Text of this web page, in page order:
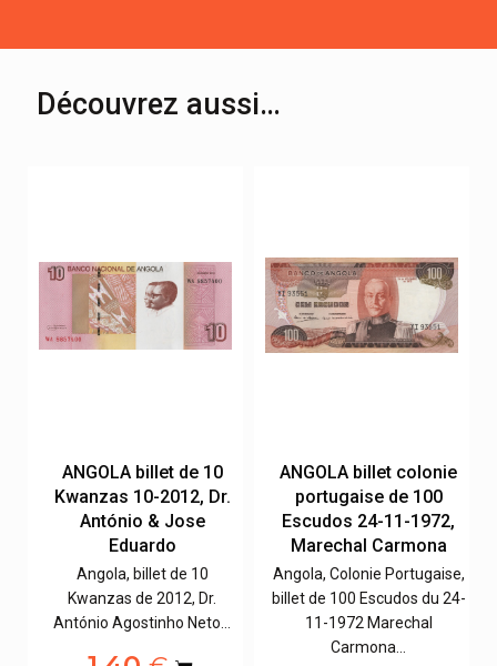
Découvrez aussi…
ANGOLA billet de 10
Kwanzas 10-2012, Dr.
António & Jose
Eduardo
Angola, billet de 10
Kwanzas de 2012, Dr.
António Agostinho Neto…
ANGOLA billet colonie
portugaise de 100
Escudos 24-11-1972,
Marechal Carmona
Angola, Colonie Portugaise,
billet de 100 Escudos du 24-
11-1972 Marechal
Carmona…